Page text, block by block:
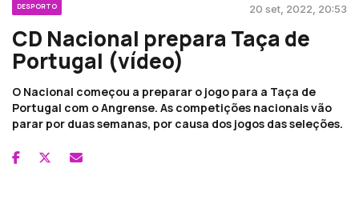
DESPORTO 20 set, 2022, 20:53
CD Nacional prepara Taça de
Portugal (vídeo)
O Nacional começou a preparar o jogo para a Taça de
Portugal com o Angrense. As competições nacionais vão
parar por duas semanas, por causa dos jogos das seleções.